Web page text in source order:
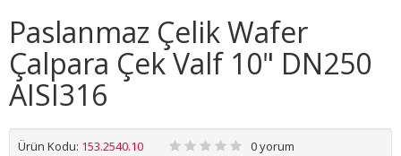
Paslanmaz Çelik Wafer
Çalpara Çek Valf 10" DN250
AISI316
Ürün Kodu: 153.2540.10 0 yorum